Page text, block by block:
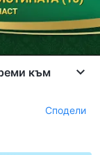
към
Сподели